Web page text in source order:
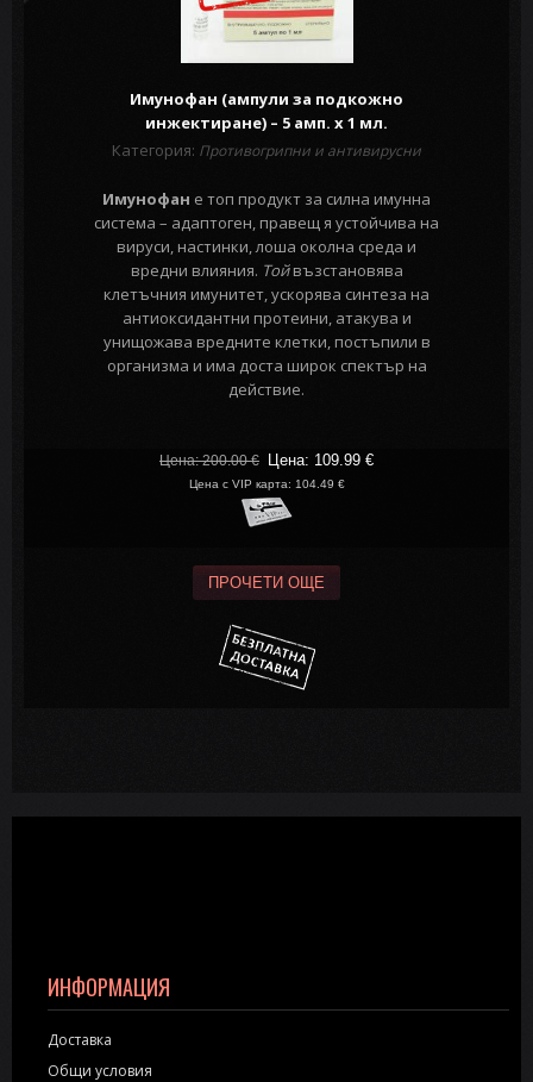
Имунофан (ампули за подкожно
инжектиране) – 5 амп. х 1 мл.
Категория: Противогрипни и антивирусни
Имунофан е топ продукт за силна имунна
система – адаптоген, правещ я устойчива на
вируси, настинки, лоша околна среда и
вредни влияния. Тойвъзстановява
клетъчния имунитет, ускорява синтеза на
антиоксидантни протеини, атакува и
унищожава вредните клетки, постъпили в
организма и има доста широк спектър на
действие.
Цена: 200.00€ Цена: 109.99 €
Цена с VIP карта: 104.49 €
ПРОЧЕТИ ОЩЕ
ИНФОРМАЦИЯ
Доставка
Общи условия